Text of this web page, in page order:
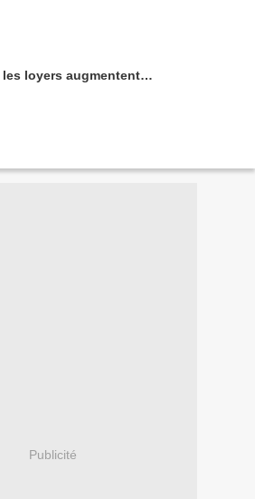
loyers augmentent…
Publicité